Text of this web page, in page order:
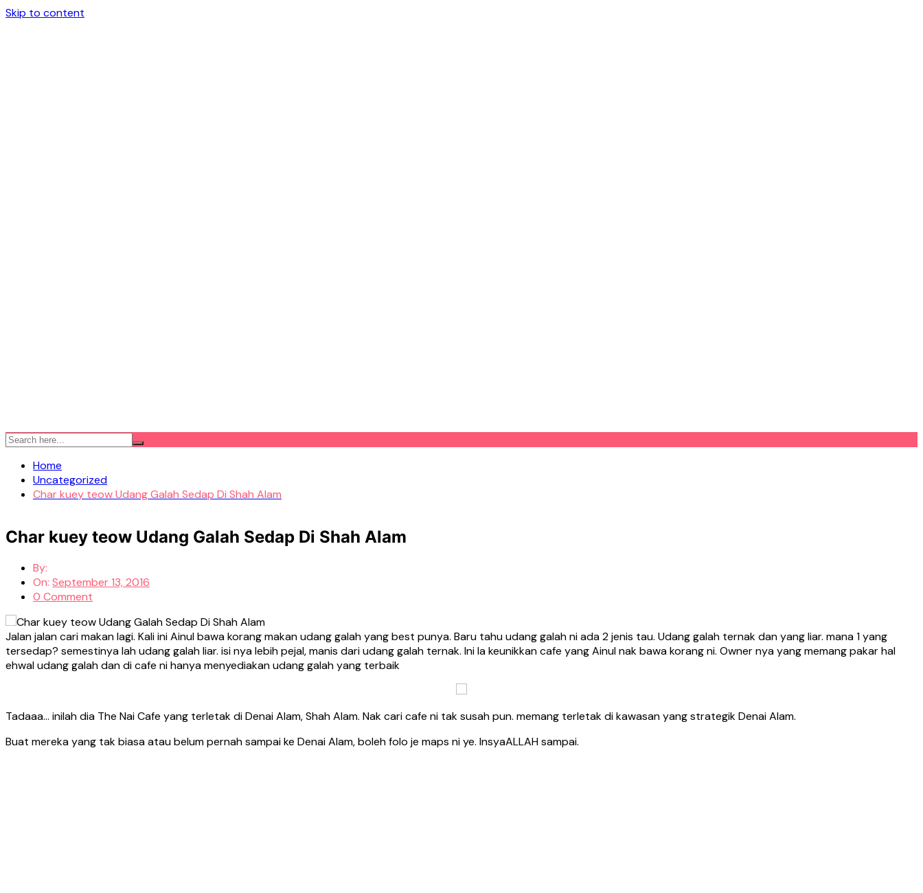
Skip to content
Home
Uncategorized
Char kuey teow Udang Galah Sedap Di Shah Alam
Char kuey teow Udang Galah Sedap Di Shah Alam
By:
On: September 13, 2016
0 Comment
Jalan jalan cari makan lagi. Kali ini Ainul bawa korang makan udang galah yang best punya. Baru tahu udang galah ni ada 2 jenis tau. Udang galah ternak dan yang liar. mana 1 yang
tersedap? semestinya lah udang galah liar. isi nya lebih pejal, manis dari udang galah ternak. Ini la keunikkan cafe yang Ainul nak bawa korang ni. Owner nya yang memang pakar hal
ehwal udang galah dan di cafe ni hanya menyediakan udang galah yang terbaik
Tadaaa… inilah dia The Nai Cafe yang terletak di Denai Alam, Shah Alam. Nak cari cafe ni tak susah pun. memang terletak di kawasan yang strategik Denai Alam.
Buat mereka yang tak biasa atau belum pernah sampai ke Denai Alam, boleh folo je maps ni ye. InsyaALLAH sampai.